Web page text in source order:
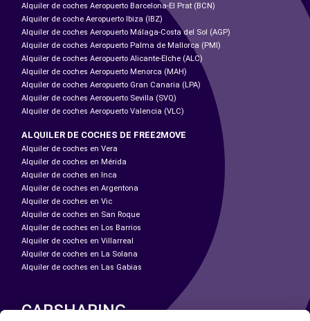
Alquiler de coches Aeropuerto Barcelona-El Prat (BCN)
Alquiler de coche Aeropuerto Ibiza (IBZ)
Alquiler de coches Aeropuerto Málaga-Costa del Sol (AGP)
Alquiler de coches Aeropuerto Palma de Mallorca (PMI)
Alquiler de coches Aeropuerto Alicante-Elche (ALC)
Alquiler de coches Aeropuerto Menorca (MAH)
Alquiler de coches Aeropuerto Gran Canaria (LPA)
Alquiler de coches Aeropuerto Sevilla (SVQ)
Alquiler de coches Aeropuerto Valencia (VLC)
ALQUILER DE COCHES DE FREE2MOVE
Alquiler de coches en Vera
Alquiler de coches en Mérida
Alquiler de coches en Inca
Alquiler de coches en Argentona
Alquiler de coches en Vic
Alquiler de coches en San Roque
Alquiler de coches en Los Barrios
Alquiler de coches en Villarreal
Alquiler de coches en La Solana
Alquiler de coches en Las Gabias
CARSHARING